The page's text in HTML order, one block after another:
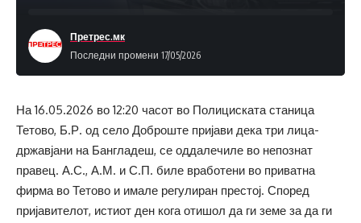
Последни промени 17/05/2026
Претрес.мк
На 16.05.2026 во 12:20 часот во Полициската станица
Тетово, Б.Р. од село Доброште пријави дека три лица-
државјани на Бангладеш, се оддалечиле во непознат
правец. А.С., А.М. и С.П. биле вработени во приватна
фирма во Тетово и имале регулиран престој. Според
пријавителот, истиот ден кога отишол да ги земе за да ги